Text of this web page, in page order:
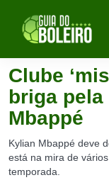
Clube
briga
Mbappé
Kylian Mbappé deve
está na mira de
temporada.